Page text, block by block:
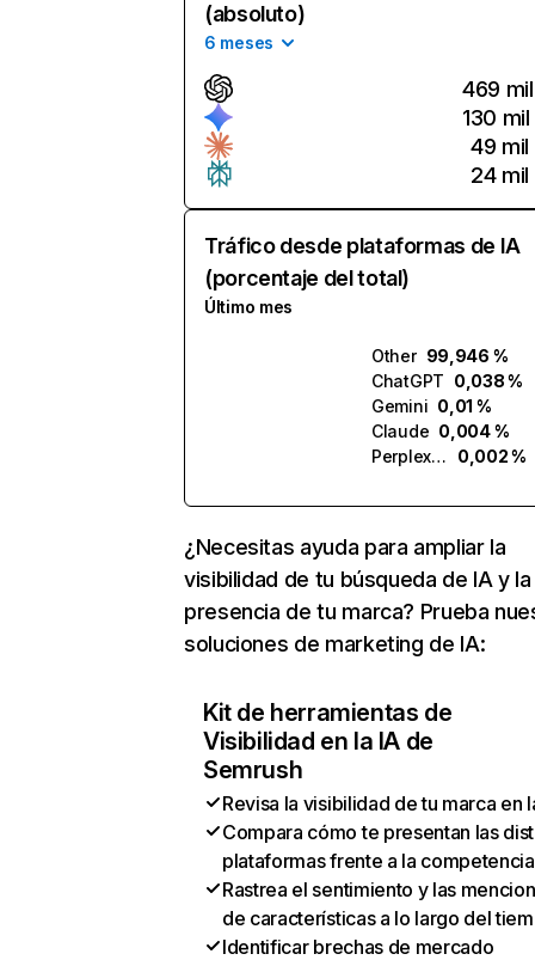
(absoluto)
6 meses
469 mil
130 mil
49 mil
24 mil
Tráfico desde plataformas de IA
(porcentaje del total)
Último mes
Other 99,946 %
ChatGPT 0,038 %
Gemini 0,01 %
Claude 0,004 %
Perplexity
0,002 %
¿Necesitas ayuda para ampliar la
visibilidad de tu búsqueda de IA y la
presencia de tu marca? Prueba
soluciones de marketing de IA:
Kit de herramientas de
Visibilidad en la IA de
Semrush
Revisa la visibilidad de tu marca en
Compara cómo te presentan las
plataformas frente a la competencia
Rastrea el sentimiento y las
de características a lo largo del
Identificar brechas de mercado